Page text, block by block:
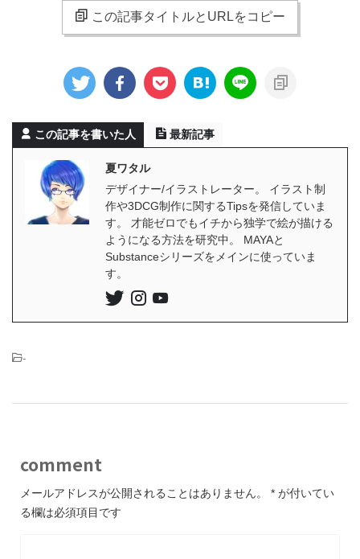
この記事タイトルとURLをコピー
この記事を書いた人 最新記事
夏ワタル
デザイナー/イラストレーター。 イラスト制
作や3DCG制作に関するTipsを発信していま
す。 才能ゼロでもイチから独学で絵が描ける
ようになる方法を研究中。 MAYAと
Substanceシリーズをメインに使っていま
す。
-
comment
メールアドレスが公開されることはありません。 * が付いてい
る欄は必須項目です